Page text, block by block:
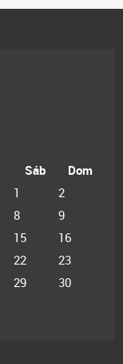
Sáb
Dom
1
2
8
9
15
16
22
23
29
30